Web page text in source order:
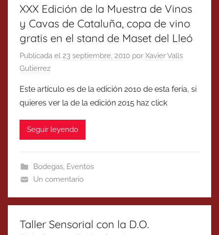
XXX Edición de la Muestra de Vinos
y Cavas de Cataluña, copa de vino
gratis en el stand de Maset del Lleó
Publicada el 23 septiembre, 2010 por Xavier Valls
Gutierrez
Este artículo es de la edición 2010 de esta feria, si
quieres ver la de la edición 2015 haz click
Seguir leyendo
Bodegas, Eventos
Un comentario
Taller Sensorial con la D.O.